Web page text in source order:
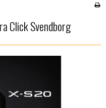
Click Svendborg